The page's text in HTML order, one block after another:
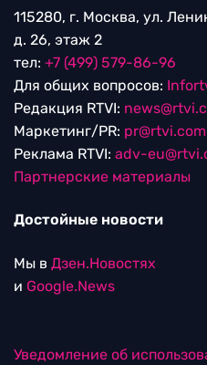
115280, г. Москва, ул.
д. 26, этаж 2
тел: +7 (499) 579-86-96
Для общих вопросов:
Редакция RTVI:
Маркетинг/PR: pr@rtvi.com
Реклама RTVI: adv-
Партнерские материалы
Достойные новости
Мы в Дзен.Новостях
и Google.News
Уведомление об